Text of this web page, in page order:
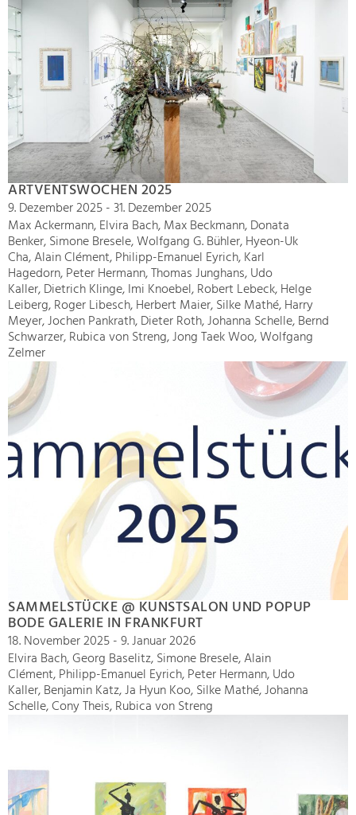
ARTVENTSWOCHEN 2025
9. Dezember 2025 - 31. Dezember 2025
Max Ackermann, Elvira Bach, Max Beckmann, Donata
Benker, Simone Bresele, Wolfgang G. Bühler, Hyeon-Uk
Cha, Alain Clément, Philipp-Emanuel Eyrich, Karl
Hagedorn, Peter Hermann, Thomas Junghans, Udo
Kaller, Dietrich Klinge, Imi Knoebel, Robert Lebeck, Helge
Leiberg, Roger Libesch, Herbert Maier, Silke Mathé, Harry
Meyer, Jochen Pankrath, Dieter Roth, Johanna Schelle, Bernd
Schwarzer, Rubica von Streng, Jong Taek Woo, Wolfgang
Zelmer
SAMMELSTÜCKE @ KUNSTSALON UND POPUP
BODE GALERIE IN FRANKFURT
18. November 2025 - 9. Januar 2026
Elvira Bach, Georg Baselitz, Simone Bresele, Alain
Clément, Philipp-Emanuel Eyrich, Peter Hermann, Udo
Kaller, Benjamin Katz, Ja Hyun Koo, Silke Mathé, Johanna
Schelle, Cony Theis, Rubica von Streng